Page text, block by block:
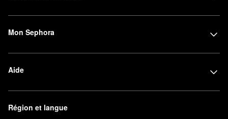
Mon Sephora
Aide
Région et langue